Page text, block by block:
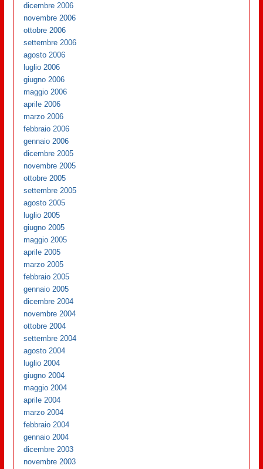
dicembre 2006
novembre 2006
ottobre 2006
settembre 2006
agosto 2006
luglio 2006
giugno 2006
maggio 2006
aprile 2006
marzo 2006
febbraio 2006
gennaio 2006
dicembre 2005
novembre 2005
ottobre 2005
settembre 2005
agosto 2005
luglio 2005
giugno 2005
maggio 2005
aprile 2005
marzo 2005
febbraio 2005
gennaio 2005
dicembre 2004
novembre 2004
ottobre 2004
settembre 2004
agosto 2004
luglio 2004
giugno 2004
maggio 2004
aprile 2004
marzo 2004
febbraio 2004
gennaio 2004
dicembre 2003
novembre 2003